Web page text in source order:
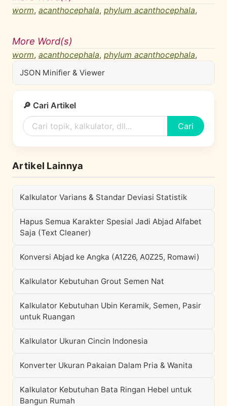
worm, acanthocephala, phylum acanthocephala,
More Word(s)
worm, acanthocephala, phylum acanthocephala,
JSON Minifier & Viewer
🔎 Cari Artikel
Cari
Artikel Lainnya
Kalkulator Varians & Standar Deviasi Statistik
Hapus Semua Karakter Spesial Jadi Abjad Alfabet
Saja (Text Cleaner)
Konversi Abjad ke Angka (A1Z26, A0Z25, Romawi)
Kalkulator Kebutuhan Grout Semen Nat
Kalkulator Kebutuhan Ubin Keramik, Semen, Pasir
untuk Ruangan
Kalkulator Ukuran Cincin Indonesia
Konverter Ukuran Pakaian Dalam Pria & Wanita
Kalkulator Kebutuhan Bata Ringan Hebel untuk
Bangun Rumah